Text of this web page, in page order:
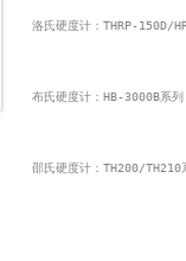
洛氏硬度计：THRP-150D/
布氏硬度计：HB-3000B系
邵氏硬度计：TH200/